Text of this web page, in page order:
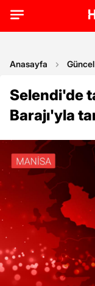
Anasayfa Güncel
Selendi'de
Barajı'yla